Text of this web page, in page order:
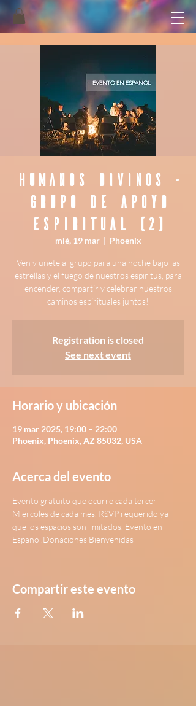
Humanos Divinos -
Grupo de Apoyo
Espiritual (2)
mié, 19 mar
  |
Phoenix
Ven y unete al grupo para una noche bajo las
estrellas y el fuego de nuestros espiritus, para
encender, compartir y celebrar nuestros
Registration is closed
See next event
Horario y ubicación
19 mar 2025, 19:00 – 22:00
Phoenix, Phoenix, AZ 85032, USA
Acerca del evento
Evento gratuito que ocurre cada tercer
Miercoles de cada mes. RSVP requerido ya
que los espacios son limitados. Evento en
Español.Donaciones Bienvenidas
Compartir este evento